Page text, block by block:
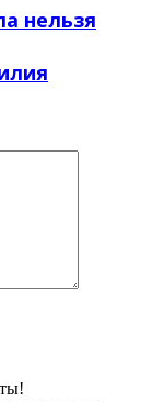
нельзя